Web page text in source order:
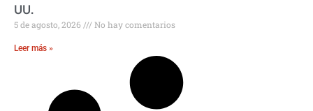
UU.
5 de agosto, 2026 No hay comentarios
Leer más »